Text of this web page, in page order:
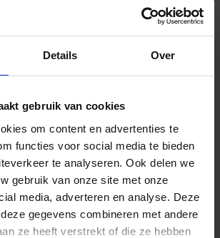
Details Over
gebruik van cookies
om content en advertenties te
functies voor social media te bieden
te analyseren. Ook delen we
gebruik van onze site met onze
media, adverteren en analyse. Deze
gegevens combineren met andere
ze heeft verstrekt of die ze hebben
BTW